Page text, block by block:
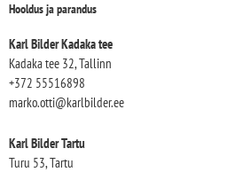
Hooldus ja parandus
Karl Bilder Kadaka tee
Kadaka tee 32, Tallinn
+372 55516898
marko.otti@karlbilder.ee
Karl Bilder Tartu
Turu 53, Tartu